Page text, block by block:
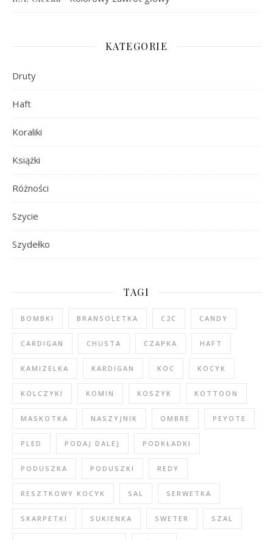
KATEGORIE
Druty
Haft
Koraliki
Książki
Różności
Szycie
Szydełko
TAGI
BOMBKI BRANSOLETKA C2C CANDY
CARDIGAN CHUSTA CZAPKA HAFT
KAMIZELKA KARDIGAN KOC KOCYK
KOLCZYKI KOMIN KOSZYK KOTTOON
MASKOTKA NASZYJNIK OMBRE PEYOTE
PLED PODAJ DALEJ PODKŁADKI
PODUSZKA PODUSZKI REDY
RESZTKOWY KOCYK SAL SERWETKA
SKARPETKI SUKIENKA SWETER SZAL